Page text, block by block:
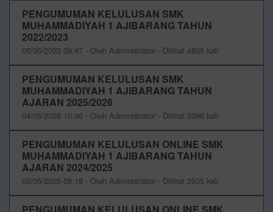
PENGUMUMAN KELULUSAN SMK
MUHAMMADIYAH 1 AJIBARANG TAHUN
2022/2023
05/05/2023 09:47 - Oleh Administrator - Dilihat 4805 kali
PENGUMUMAN KELULUSAN SMK
MUHAMMADIYAH 1 AJIBARANG TAHUN
AJARAN 2025/2026
04/05/2026 10:46 - Oleh Administrator - Dilihat 2096 kali
PENGUMUMAN KELULUSAN ONLINE SMK
MUHAMMADIYAH 1 AJIBARANG TAHUN
AJARAN 2024/2025
05/05/2025 08:18 - Oleh Administrator - Dilihat 2935 kali
PENGUMUMAN KELULUSAN ONLINE SMK